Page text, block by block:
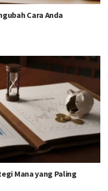
Cara Anda
Mana yang Paling